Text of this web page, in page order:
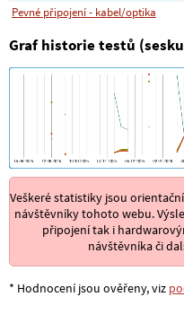
Pevné připojení - kabel/optika
Graf historie testů
Veškeré statistiky jsou
návštěvníky tohoto webu.
připojení tak i
návštěvníka či
* Hodnocení jsou ověřeny, viz